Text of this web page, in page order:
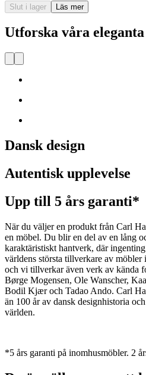
Slut i lager Läs mer
Utforska våra
Dansk design
Autentisk upplevelse
Upp till 5 års garanti*
När du väljer en produkt från Carl
en möbel. Du blir en del av en lång
karaktäristiskt hantverk, där
världens största tillverkare av möbler
och vi tillverkar även verk av kända
Børge Mogensen, Ole Wanscher,
Bodil Kjær och Tadao Ando. Carl
än 100 år av dansk designhistoria
världen.
*5 års garanti på inomhusmöbler. 2